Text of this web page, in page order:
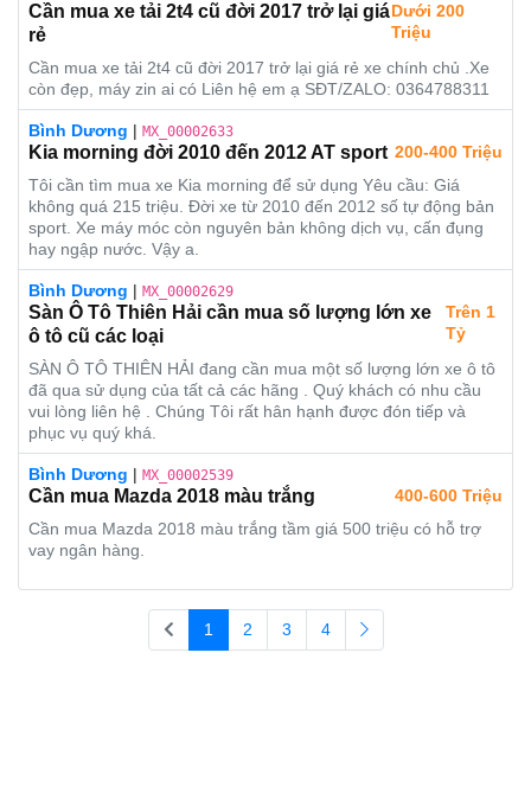
Cần mua xe tải 2t4 cũ đời 2017 trở lại giá
rẻ
Dưới 200
Triệu
Cần mua xe tải 2t4 cũ đời 2017 trở lại giá rẻ xe chính chủ .Xe
còn đẹp, máy zin ai có Liên hệ em ạ SĐT/ZALO: 0364788311
Bình Dương | MX_00002633
Kia morning đời 2010 đến 2012 AT sport 200-400 Triệu
Tôi cần tìm mua xe Kia morning để sử dụng Yêu cầu: Giá
không quá 215 triệu. Đời xe từ 2010 đến 2012 số tự động bản
sport. Xe máy móc còn nguyên bản không dịch vụ, cấn đụng
hay ngập nước. Vậy a.
Bình Dương | MX_00002629
Sàn Ô Tô Thiên Hải cần mua số lượng lớn xe
ô tô cũ các loại
Trên 1
Tỷ
SÀN Ô TÔ THIÊN HẢI đang cần mua một số lượng lớn xe ô tô
đã qua sử dụng của tất cả các hãng . Quý khách có nhu cầu
vui lòng liên hệ . Chúng Tôi rất hân hạnh được đón tiếp và
phục vụ quý khá.
Bình Dương | MX_00002539
Cần mua Mazda 2018 màu trắng
400-600 Triệu
Cần mua Mazda 2018 màu trắng tầm giá 500 triệu có hỗ trợ
vay ngân hàng.
1 2 3 4